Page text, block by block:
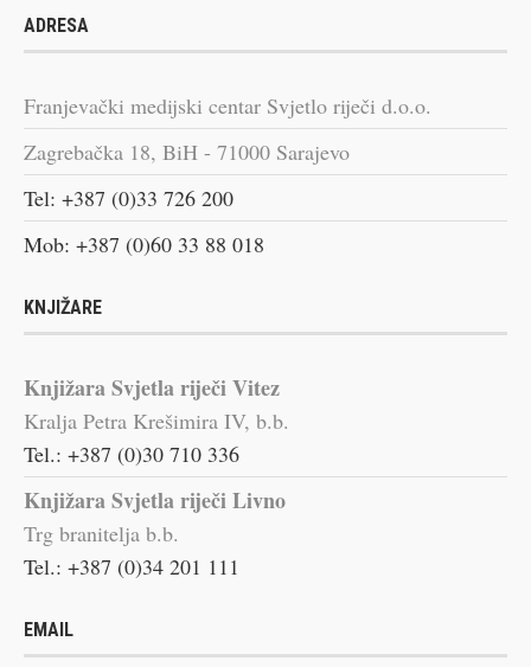
ADRESA
Franjevački medijski centar Svjetlo riječi d.o.o.
Zagrebačka 18, BiH - 71000 Sarajevo
Tel: +387 (0)33 726 200
Mob: +387 (0)60 33 88 018
KNJIŽARE
Knjižara Svjetla riječi Vitez
Kralja Petra Krešimira IV, b.b.
Tel.: +387 (0)30 710 336
Knjižara Svjetla riječi Livno
Trg branitelja b.b.
Tel.: +387 (0)34 201 111
EMAIL